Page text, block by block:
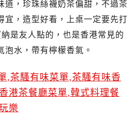
道，珍珠絲襪奶茶偏甜， 不過茶
宜，造型好看，上桌一定要先打
是友人點的，也是香港常見的
泡水，帶有檸檬香氣。